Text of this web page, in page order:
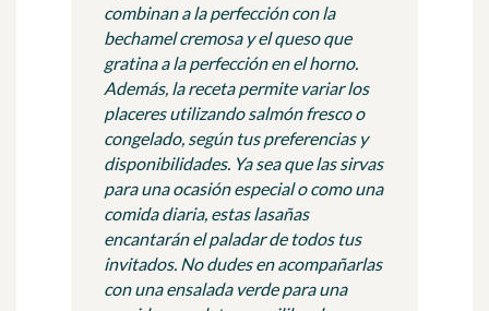
combinan a la perfección con la
bechamel cremosa y el queso que
gratina a la perfección en el horno.
Además, la receta permite variar los
placeres utilizando salmón fresco o
congelado, según tus preferencias y
disponibilidades. Ya sea que las sirvas
para una ocasión especial o como una
comida diaria, estas lasañas
encantarán el paladar de todos tus
invitados. No dudes en acompañarlas
con una ensalada verde para una